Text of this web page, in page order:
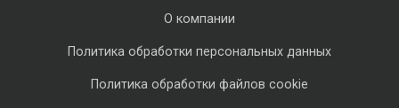
О компании
Политика обработки персональных данных
Политика обработки файлов cookie